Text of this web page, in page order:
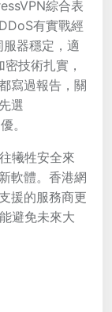
綜合表
有實戰經
器穩定，適
技術扎實，
寫過報告，關
選
。
犧牲安全來
軟體。香港網
援的服務商更
避免未來大